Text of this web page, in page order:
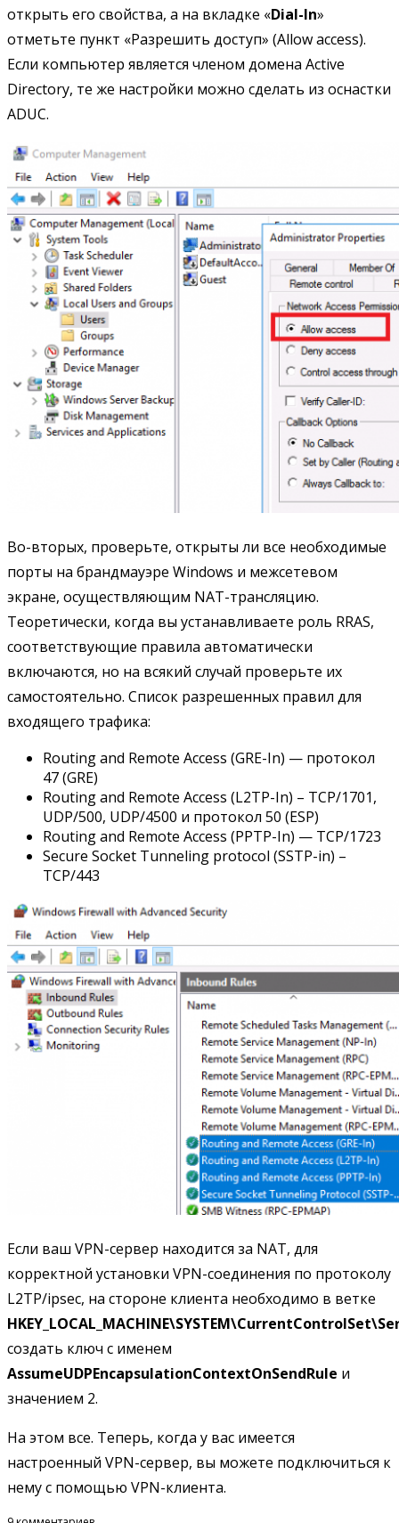
открыть его свойства, а на вкладке «Dial-In»
отметьте пункт «Разрешить доступ» (Allow access).
Если компьютер является членом домена Active
Directory, те же настройки можно сделать из оснастки
ADUC.
Во-вторых, проверьте, открыты ли все необходимые
порты на брандмауэре Windows и межсетевом
экране, осуществляющим NAT-трансляцию.
Теоретически, когда вы устанавливаете роль RRAS,
соответствующие правила автоматически
включаются, но на всякий случай проверьте их
самостоятельно. Список разрешенных правил для
входящего трафика:
Routing and Remote Access (GRE-In) — протокол
47 (GRE)
Routing and Remote Access (L2TP-In) – TCP/1701,
UDP/500, UDP/4500 и протокол 50 (ESP)
Routing and Remote Access (PPTP-In) — TCP/1723
Secure Socket Tunneling protocol (SSTP-in) –
TCP/443
Если ваш VPN-сервер находится за NAT, для
корректной установки VPN-соединения по протоколу
L2TP/ipsec, на стороне клиента необходимо в ветке
создать ключ с именем
AssumeUDPEncapsulationContextOnSendRule и
значением 2.
На этом все. Теперь, когда у вас имеется
настроенный VPN-сервер, вы можете подключиться к
нему с помощью VPN-клиента.